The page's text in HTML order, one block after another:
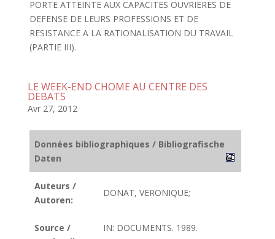
PORTE ATTEINTE AUX CAPACITES OUVRIERES DE
DEFENSE DE LEURS PROFESSIONS ET DE
RESISTANCE A LA RATIONALISATION DU TRAVAIL
(PARTIE III).
LE WEEK-END CHOME AU CENTRE DES
DEBATS
Avr 27, 2012
Données bibliographiques / Bibliografische
Daten
Auteurs /
Autoren:
DONAT, VERONIQUE;
Source /
IN: DOCUMENTS. 1989.